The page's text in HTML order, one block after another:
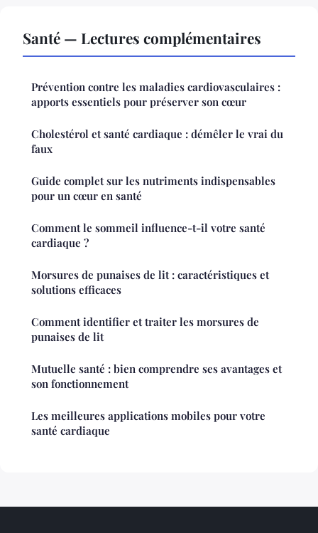
Santé — Lectures complémentaires
Prévention contre les maladies cardiovasculaires :
apports essentiels pour préserver son cœur
Cholestérol et santé cardiaque : démêler le vrai du
faux
Guide complet sur les nutriments indispensables
pour un cœur en santé
Comment le sommeil influence-t-il votre santé
cardiaque ?
Morsures de punaises de lit : caractéristiques et
solutions efficaces
Comment identifier et traiter les morsures de
punaises de lit
Mutuelle santé : bien comprendre ses avantages et
son fonctionnement
Les meilleures applications mobiles pour votre
santé cardiaque